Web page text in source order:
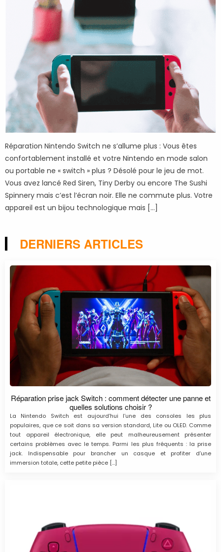
Réparation Nintendo Switch ne s’allume plus : Vous êtes
confortablement installé et votre Nintendo en mode salon
ou portable ne « switch » plus ? Désolé pour le jeu de mot.
Vous avez lancé Red Siren, Tiny Derby ou encore The Sushi
Spinnery mais c’est l’écran noir. Elle ne commute plus. Votre
appareil est un bijou technologique mais […]
DERNIERS ARTICLES
Réparation prise jack Switch : comment détecter une panne et
quelles solutions choisir ?
La Nintendo Switch est aujourd’hui l’une des consoles les plus
populaires, que ce soit dans sa version standard, Lite ou OLED. Comme
tout appareil électronique, elle peut malheureusement présenter
certains problèmes avec le temps. Parmi les plus fréquents : la prise
jack. Indispensable pour brancher un casque et profiter d’une
immersion totale, cette petite pièce […]